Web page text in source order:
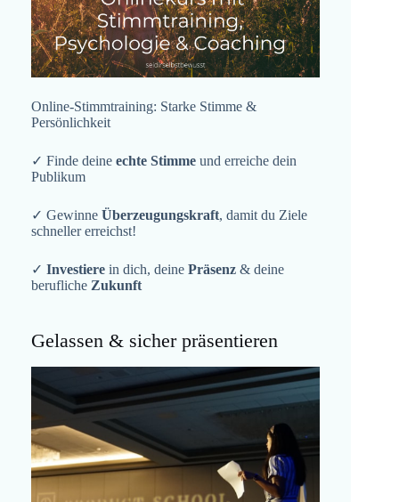
Online-Stimmtraining: Starke Stimme &
Persönlichkeit
✓ Finde deine echte Stimme und erreiche dein
Publikum
✓ Gewinne Überzeugungskraft, damit du Ziele
schneller erreichst!
✓ Investiere in dich, deine Präsenz & deine
berufliche Zukunft
Gelassen & sicher präsentieren